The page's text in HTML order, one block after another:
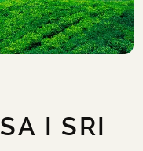
I SRI